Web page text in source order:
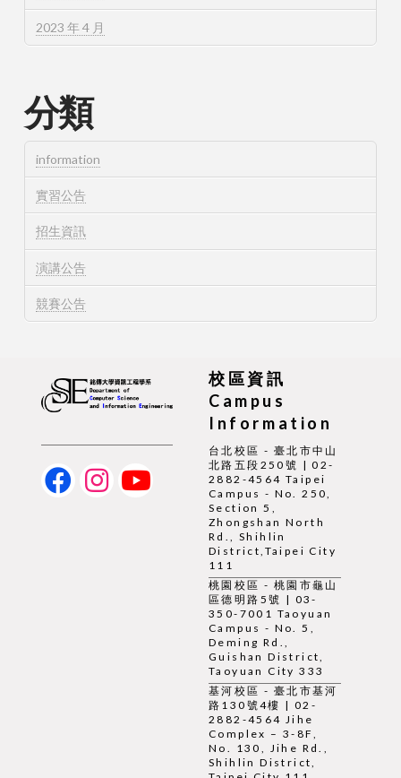
2023 年 4 月
分類
information
實習公告
招生資訊
演講公告
競賽公告
校區資訊
Campus
Information
台北校區 - 臺北市中山
北路五段250號 | 02-
2882-4564 Taipei
Campus - No. 250,
Section 5,
Zhongshan North
Rd., Shihlin
District,Taipei City
111
桃園校區 - 桃園市龜山
區德明路5號 | 03-
350-7001 Taoyuan
Campus - No. 5,
Deming Rd.,
Guishan District,
Taoyuan City 333
基河校區 - 臺北市基河
路130號4樓 | 02-
2882-4564 Jihe
Complex – 3-8F,
No. 130, Jihe Rd.,
Shihlin District,